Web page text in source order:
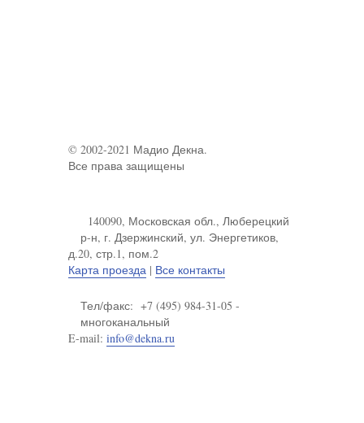
© 2002-2021 Мадио Декна.
Все права защищены
140090, Московская обл., Люберецкий
р-н, г. Дзержинский, ул. Энергетиков,
д.20, стр.1, пом.2
Карта проезда | Все контакты
Тел/факс: +7 (495) 984-31-05 -
многоканальный
E-mail: info@dekna.ru